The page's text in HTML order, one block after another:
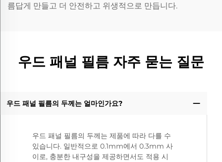
름답게 만들고 더 안전하고 위생적으로 만듭니다.
우드 패널 필름 자주 묻는 질문
우드 패널 필름의 두께는 얼마인가요?
우드 패널 필름의 두께는 제품에 따라 다를 수
있습니다. 일반적으로 0.1mm에서 0.3mm 사
이로, 충분한 내구성을 제공하면서도 적용 시